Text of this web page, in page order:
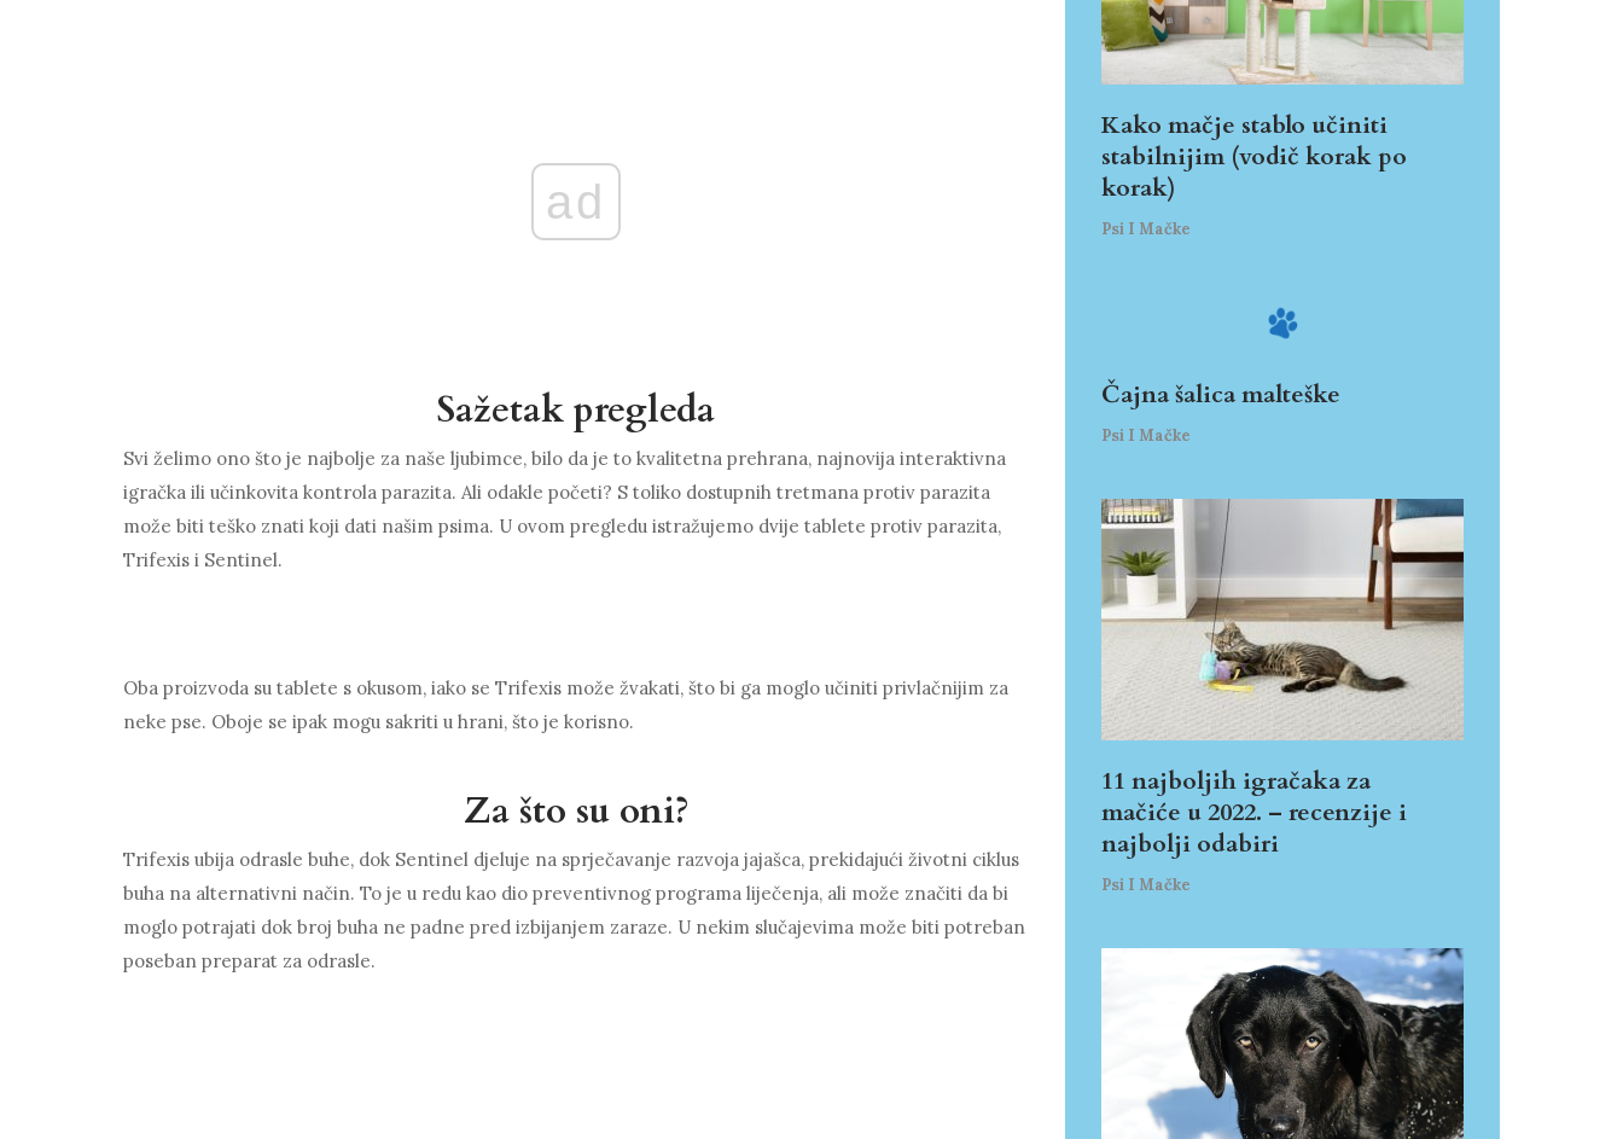
ad
Sažetak pregleda
Svi želimo ono što je najbolje za naše ljubimce, bilo da je to kvalitetna prehrana, najnovija interaktivna
igračka ili učinkovita kontrola parazita. Ali odakle početi? S toliko dostupnih tretmana protiv parazita
može biti teško znati koji dati našim psima. U ovom pregledu istražujemo dvije tablete protiv parazita,
Trifexis i Sentinel.
Oba proizvoda su tablete s okusom, iako se Trifexis može žvakati, što bi ga moglo učiniti privlačnijim za
neke pse. Oboje se ipak mogu sakriti u hrani, što je korisno.
Za što su oni?
Trifexis ubija odrasle buhe, dok Sentinel djeluje na sprječavanje razvoja jajašca, prekidajući životni ciklus
buha na alternativni način. To je u redu kao dio preventivnog programa liječenja, ali može značiti da bi
moglo potrajati dok broj buha ne padne pred izbijanjem zaraze. U nekim slučajevima može biti potreban
poseban preparat za odrasle.
Kako mačje stablo učiniti
stabilnijim (vodič korak po
korak)
Psi I Mačke
Čajna šalica malteške
Psi I Mačke
11 najboljih igračaka za
mačiće u 2022. – recenzije i
najbolji odabiri
Psi I Mačke